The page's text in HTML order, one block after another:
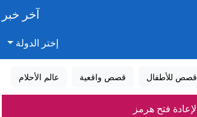
آخر خبر
إختر الدولة
قصص للأطفال قصص واقعية عالم الأحلام